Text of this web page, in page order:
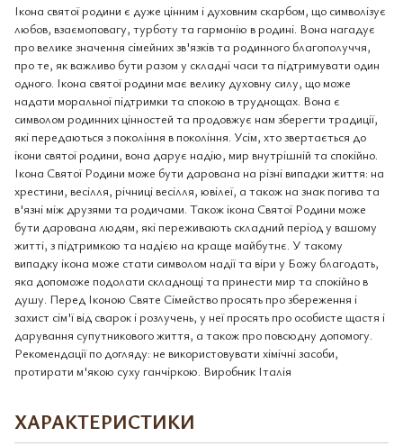
Ікона святої родини є дуже цінним і духовним скарбом, що символізує
любов, взаємоповагу, турботу та гармонію в родині. Вона нагадує
про велике значення сімейних зв'язків та родинного благополуччя,
про те, як важливо бути разом у складні часи та підтримувати один
одного. Ікона святої родини має велику духовну силу, що може
надати моральної підтримки та спокою в труднощах. Вона є
символом родинних цінностей та продовжує нам зберегти традиції,
які передаються з покоління в покоління. Усім, хто звертається до
ікони святої родини, вона дарує надію, мир внутрішній та спокійно.
Ікона Святої Родини може бути дарована на різні випадки життя: на
хрестини, весілля, річниці весілля, ювілеї, а також на знак погива та
в'язні між друзями та родичами. Також ікона Святої Родини може
бути дарована людям, які переживають складний період у вашому
житті, з підтримкою та надією на краще майбутнє. У такому
випадку ікона може стати символом надії та віри у Божу благодать,
яка допоможе подолати складнощі та принести мир та спокійно в
душу. Перед Іконою Святе Сімейство просять про збереження і
захист сім'ї від сварок і розлучень, у неї просять про особисте щастя і
дарування супутникового життя, а також про повсюдну допомогу.
Рекомендації по догляду: не використовувати хімічні засоби,
протирати м'якою суху ганчіркою. Виробник Італія
ХАРАКТЕРИСТИКИ